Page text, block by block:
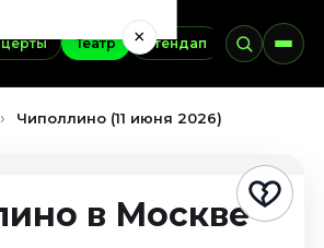
Театр Стендап Выставки
×
Чиполлино (11 июня 2026)
в Москве